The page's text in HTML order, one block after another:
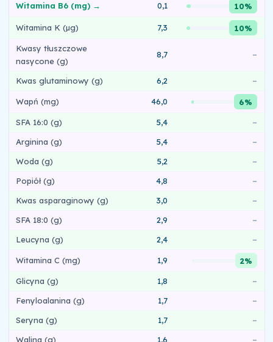
Witamina B6 (mg) → 0,1 10%
Witamina K (µg) 7,3 10%
Kwasy tłuszczowe
nasycone (g)
8,7 –
Kwas glutaminowy (g) 6,2 –
Wapń (mg) 46,0 6%
SFA 16:0 (g) 5,4
–
Arginina (g)
5,4
–
Woda (g)
5,2
–
Popiół (g)
4,8
–
Kwas asparaginowy (g)
3,0
–
SFA 18:0 (g)
2,9
–
Leucyna (g)
2,4 –
Witamina C (mg) 1,9 2%
Glicyna (g) 1,8
–
Fenyloalanina (g)
1,7
–
Seryna (g)
1,7
–
Walina (g)
1,6
–